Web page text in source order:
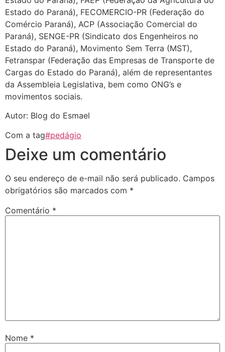
Estado do Paraná), FECOMERCIO-PR (Federação do
Comércio Paraná), ACP (Associação Comercial do
Paraná), SENGE-PR (Sindicato dos Engenheiros no
Estado do Paraná), Movimento Sem Terra (MST),
Fetranspar (Federação das Empresas de Transporte de
Cargas do Estado do Paraná), além de representantes
da Assembleia Legislativa, bem como ONG’s e
movimentos sociais.
Autor: Blog do Esmael
Com a tag#pedágio
Deixe um comentário
O seu endereço de e-mail não será publicado. Campos
obrigatórios são marcados com *
Comentário *
Nome *